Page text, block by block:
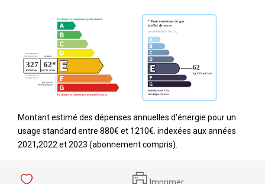
Montant estimé des dépenses annuelles d'énergie pour un
usage standard entre 880€ et 1210€. indexées aux années
2021,2022 et 2023 (abonnement compris).